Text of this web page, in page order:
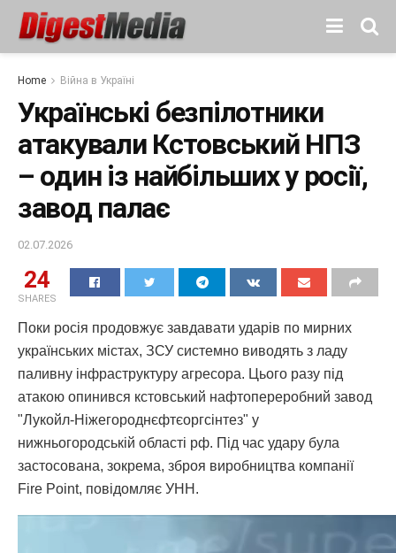
Home Війна в Україні
Українські безпілотники
атакували Кстовський НПЗ
– один із найбільших у росії,
завод палає
02.07.2026
24
SHARES
Поки росія продовжує завдавати ударів по мирних
українських містах, ЗСУ системно виводять з ладу
паливну інфраструктуру агресора. Цього разу під
атакою опинився кстовський нафтопереробний завод
"Лукойл-Ніжегороднєфтєоргсінтез" у
нижньогородській області рф. Під час удару була
застосована, зокрема, зброя виробництва компанії
Fire Point, повідомляє УНН.